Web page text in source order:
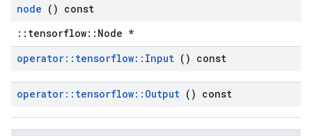
node () const
::tensorflow::Node *
operator:: tensorflow:: Input () const
operator:: tensorflow:: Output () const